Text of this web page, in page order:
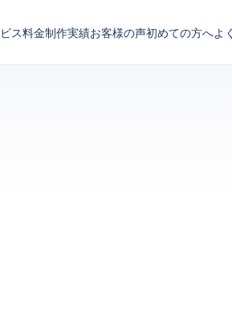
ス料金制作実績お客様の声初めての方へよ